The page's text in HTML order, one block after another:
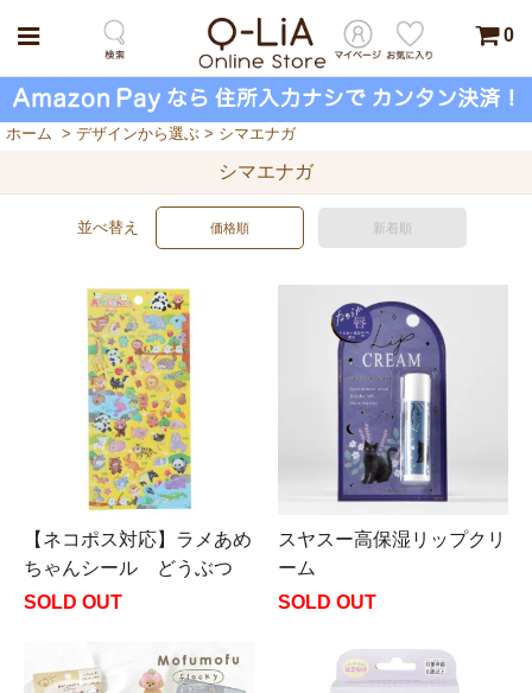
0
ホーム > デザインから選ぶ > シマエナガ
シマエナガ
並べ替え 価格順 新着順
【ネコポス対応】ラメあめ
ちゃんシール どうぶつ
SOLD OUT
スヤスー高保湿リップクリ
ーム
SOLD OUT